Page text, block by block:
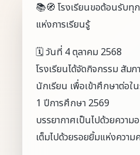
📚🧭 โรงเรียนขอต้อนรับทุ
แห่งการเรียนรู้
🗓️ วันที่ 4 ตุลาคม 2568
โรงเรียนได้จัดกิจกรรม สั
นักเรียน เพื่อเข้าศึกษาต่อ
1 ปีการศึกษา 2569
บรรยากาศเป็นไปด้วยควา
เต็มไปด้วยรอยยิ้มแห่งความ